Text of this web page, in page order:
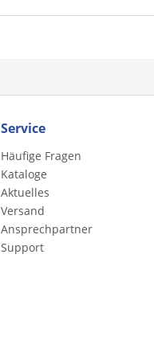
Service
Häufige Fragen
Kataloge
Aktuelles
Versand
Ansprechpartner
Support